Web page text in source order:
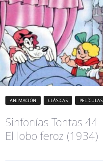
ANIMACIÓN CLÁSICAS PELÍCULAS
Sinfonías Tontas 44
El lobo feroz (1934)